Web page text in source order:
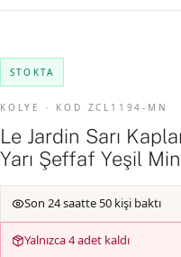
STOKTA
KOLYE · KOD ZCL1194-MN
Le Jardin Sarı
Yarı Şeffaf Yeşil
Son 24 saatte 50 kişi baktı
Yalnızca 4 adet kaldı